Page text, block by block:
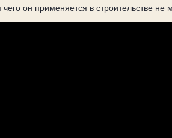
чего он применяется в строительстве